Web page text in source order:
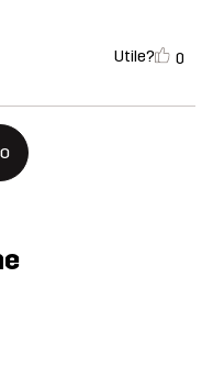
Utile? 0